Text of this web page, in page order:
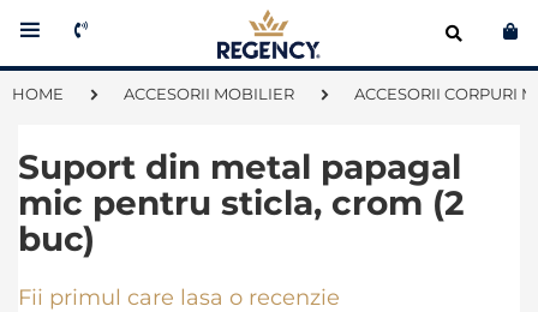
HOME ACCESORII MOBILIER ACCESORII CORPURI
Suport din metal papagal
mic pentru sticla, crom (2
buc)
Fii primul care lasa o recenzie